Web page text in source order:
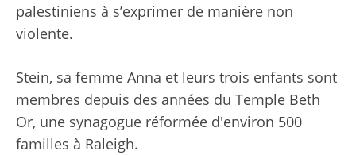
palestiniens à s’exprimer de manière non
violente.
Stein, sa femme Anna et leurs trois enfants sont
membres depuis des années du Temple Beth
Or, une synagogue réformée d'environ 500
familles à Raleigh.